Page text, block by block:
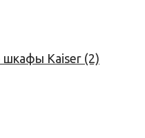
шкафы Kaiser (2)